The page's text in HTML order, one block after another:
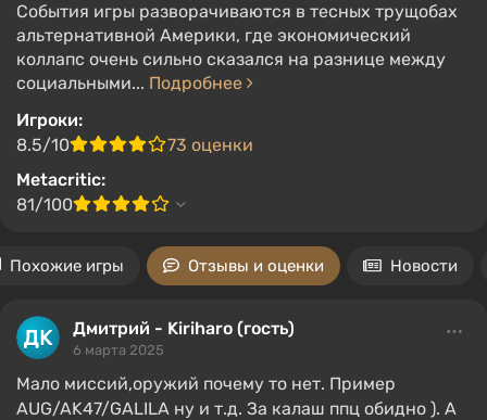
События игры разворачиваются в тесных трущобах
альтернативной Америки, где экономический
коллапс очень сильно сказался на разнице между
социальными... Подробнее
Игроки:
8.5/10
73 оценки
Metacritic:
81/100
Похожие игры Отзывы и оценки Новости
Дмитрий - Kiriharo (гость)
6 марта 2025
Мало миссий,оружий почему то нет. Пример
AUG/AK47/GALILA ну и т.д. За калаш ппц обидно ). А